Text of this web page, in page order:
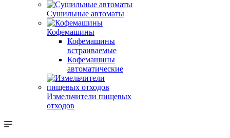
Сушильные автоматы
Кофемашины
Кофемашины
встраиваемые
Кофемашины
автоматические
Измельчители пищевых
отходов